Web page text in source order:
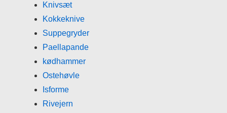
Knivsæt
Kokkeknive
Suppegryder
Paellapande
kødhammer
Ostehøvle
Isforme
Rivejern